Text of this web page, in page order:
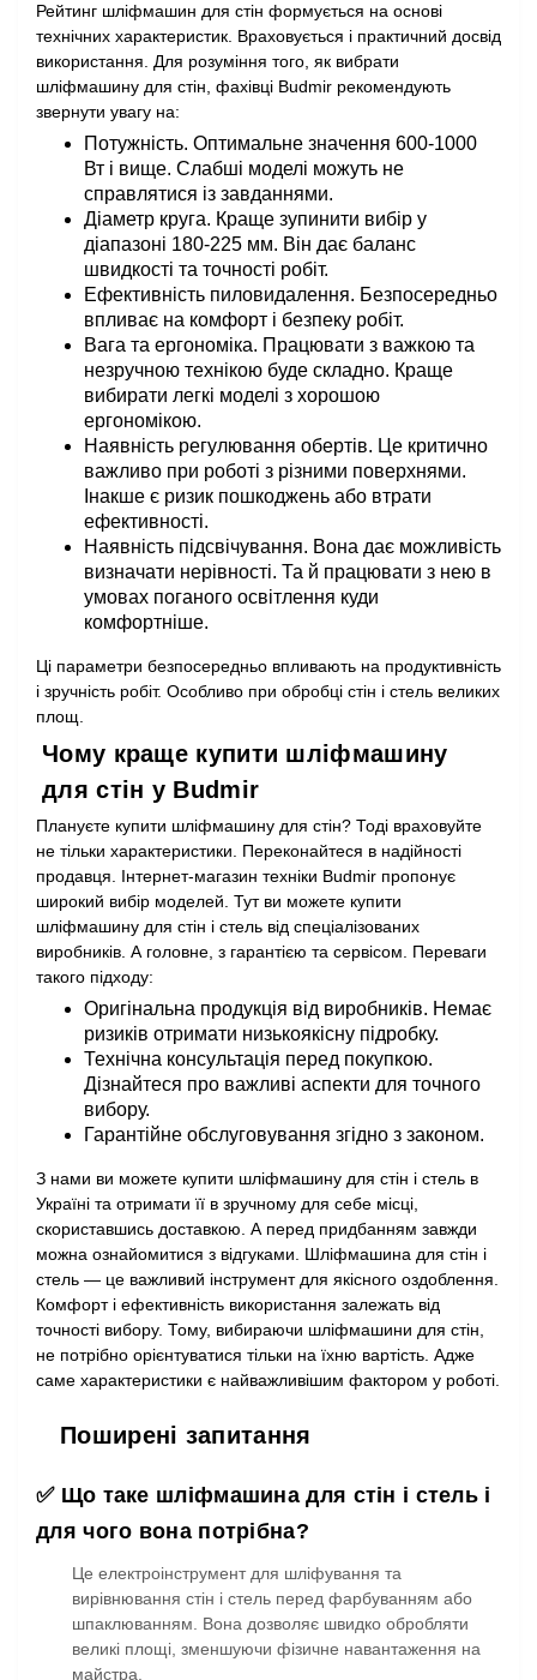
Рейтинг шліфмашин для стін формується на основі
технічних характеристик. Враховується і практичний досвід
використання. Для розуміння того, як вибрати
шліфмашину для стін, фахівці Budmir рекомендують
звернути увагу на:
Потужність. Оптимальне значення 600-1000
Вт і вище. Слабші моделі можуть не
справлятися із завданнями.
Діаметр круга. Краще зупинити вибір у
діапазоні 180-225 мм. Він дає баланс
швидкості та точності робіт.
Ефективність пиловидалення. Безпосередньо
впливає на комфорт і безпеку робіт.
Вага та ергономіка. Працювати з важкою та
незручною технікою буде складно. Краще
вибирати легкі моделі з хорошою
ергономікою.
Наявність регулювання обертів. Це критично
важливо при роботі з різними поверхнями.
Інакше є ризик пошкоджень або втрати
ефективності.
Наявність підсвічування. Вона дає можливість
визначати нерівності. Та й працювати з нею в
умовах поганого освітлення куди
комфортніше.
Ці параметри безпосередньо впливають на продуктивність
і зручність робіт. Особливо при обробці стін і стель великих
площ.
Чому краще купити шліфмашину
для стін у Budmir
Плануєте купити шліфмашину для стін? Тоді враховуйте
не тільки характеристики. Переконайтеся в надійності
продавця. Інтернет-магазин техніки Budmir пропонує
широкий вибір моделей. Тут ви можете купити
шліфмашину для стін і стель від спеціалізованих
виробників. А головне, з гарантією та сервісом. Переваги
такого підходу:
Оригінальна продукція від виробників. Немає
ризиків отримати низькоякісну підробку.
Технічна консультація перед покупкою.
Дізнайтеся про важливі аспекти для точного
вибору.
Гарантійне обслуговування згідно з законом.
З нами ви можете купити шліфмашину для стін і стель в
Україні та отримати її в зручному для себе місці,
скориставшись доставкою. А перед придбанням завжди
можна ознайомитися з відгуками. Шліфмашина для стін і
стель — це важливий інструмент для якісного оздоблення.
Комфорт і ефективність використання залежать від
точності вибору. Тому, вибираючи шліфмашини для стін,
не потрібно орієнтуватися тільки на їхню вартість. Адже
саме характеристики є найважливішим фактором у роботі.
Поширені запитання
✅ Що таке шліфмашина для стін і стель і
для чого вона потрібна?
Це електроінструмент для шліфування та
вирівнювання стін і стель перед фарбуванням або
шпаклюванням. Вона дозволяє швидко обробляти
великі площі, зменшуючи фізичне навантаження на
майстра.